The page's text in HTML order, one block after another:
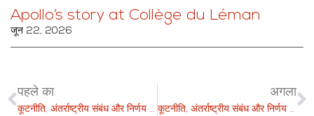
Apollo’s story at Collège du Léman
जून 22, 2026
पहले का
कूटनीति, अंतर्राष्ट्रीय संबंध और निर्णय लेने के बारे में सीखना
अगला
कूटनीति, अंतर्राष्ट्रीय संबंध और निर्णय लेने के बारे में सीखना